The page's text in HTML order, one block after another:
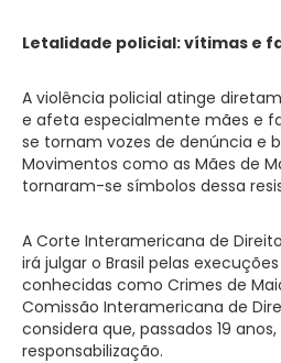
Letalidade policial: vítimas e
A violência policial atinge
e afeta especialmente mães e
se tornam vozes de denúncia e
Movimentos como as Mães de
tornaram-se símbolos dessa
A Corte Interamericana de
irá julgar o Brasil pelas
conhecidas como Crimes de
Comissão Interamericana de
considera que, passados 19
responsabilização.